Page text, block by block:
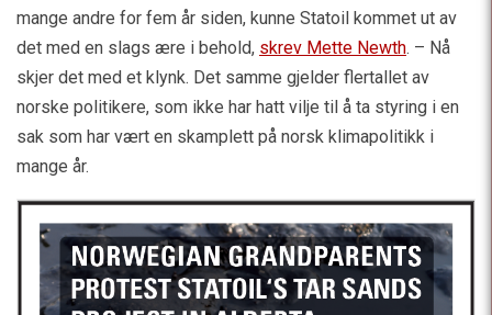
mange andre for fem år siden, kunne Statoil kommet ut av
det med en slags ære i behold, skrev Mette Newth. – Nå
skjer det med et klynk. Det samme gjelder flertallet av
norske politikere, som ikke har hatt vilje til å ta styring i en
sak som har vært en skamplett på norsk klimapolitikk i
mange år.